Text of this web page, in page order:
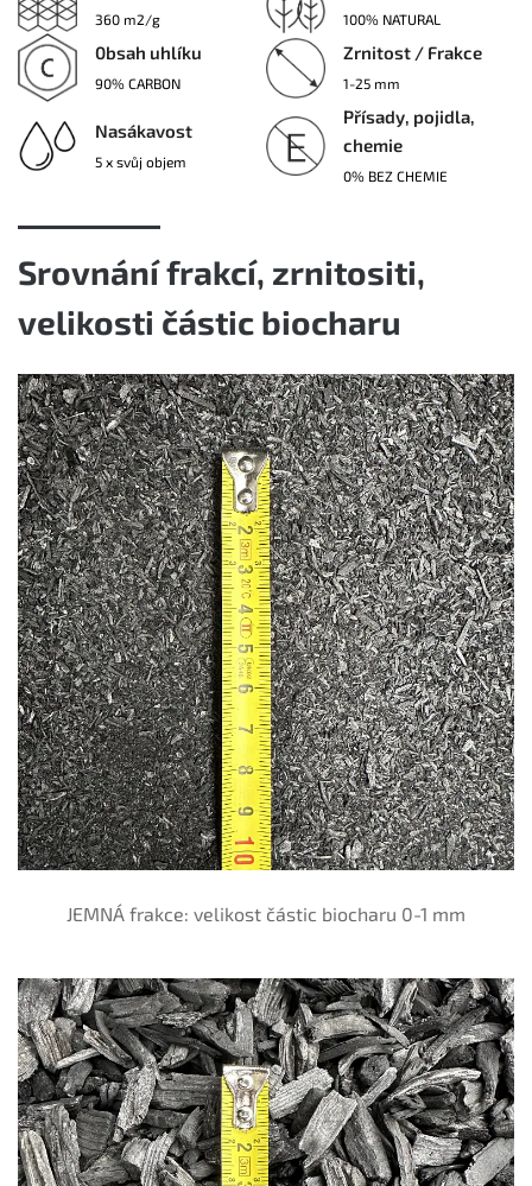
360 m2/g 100% NATURAL
0bsah uhlíku
90% CARBON
Zrnitost / Frakce
1-25 mm
Nasákavost
5 x svůj objem
Přísady, pojidla,
chemie
0% BEZ CHEMIE
Srovnání frakcí, zrnitositi,
velikosti částic biocharu
JEMNÁ frakce: velikost částic biocharu 0-1 mm